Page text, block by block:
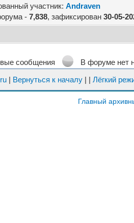
участник: Andraven
- 7,838, зафиксирован 30-05-
сообщения
В форуме нет
| Вернуться к началу | | Лёгкий
Главный